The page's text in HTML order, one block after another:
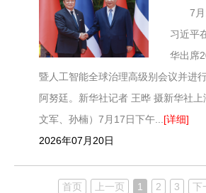
7
习近平
华出席
暨人工智能全球治理高级别会议并进
阿努廷。新华社记者 王晔 摄新华社
文军、孙楠）7月17日下午... [详细]
2026年07月20日
首页 上一页 1 2 3 下